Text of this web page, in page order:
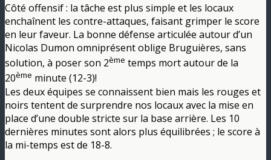
Côté offensif : la tâche est plus simple et les locaux
enchaînent les contre-attaques, faisant grimper le score
en leur faveur. La bonne défense articulée autour d’un
Nicolas Dumon omniprésent oblige Bruguières, sans
solution, à poser son 2ème temps mort autour de la
20ème minute (12-3)!
Les deux équipes se connaissent bien mais les rouges et
noirs tentent de surprendre nos locaux avec la mise en
place d’une double stricte sur la base arrière. Les 10
dernières minutes sont alors plus équilibrées ; le score à
la mi-temps est de 18-8.